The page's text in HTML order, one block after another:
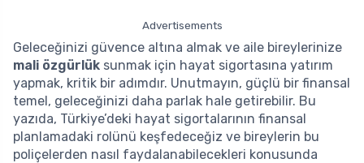
Advertisements
Geleceğinizi güvence altına almak ve aile bireylerinize
mali özgürlük sunmak için hayat sigortasına yatırım
yapmak, kritik bir adımdır. Unutmayın, güçlü bir finansal
temel, geleceğinizi daha parlak hale getirebilir. Bu
yazıda, Türkiye’deki hayat sigortalarının finansal
planlamadaki rolünü keşfedeceğiz ve bireylerin bu
poliçelerden nasıl faydalanabilecekleri konusunda